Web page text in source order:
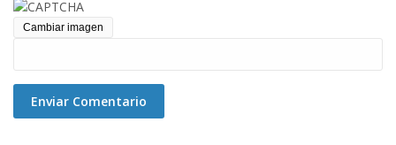
Cambiar imagen
Enviar Comentario